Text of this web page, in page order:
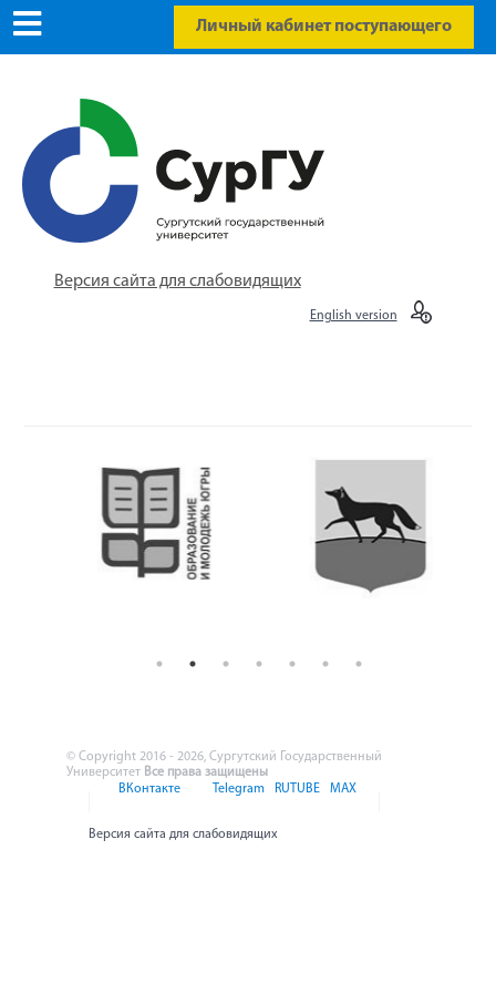
Личный кабинет поступающего
Версия сайта для слабовидящих
English version
© Copyright 2016 - 2026, Сургутский Государственный
Университет Все права защищены
ВКонтакте
Telegram RUTUBE MAX
Версия сайта для слабовидящих